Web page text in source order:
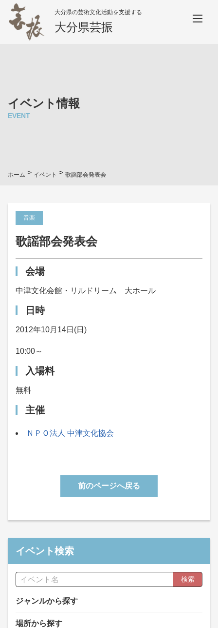
大分県の芸術文化活動を支援する
大分県芸振
イベント情報
EVENT
ホーム > イベント > 歌謡部会発表会
音楽
歌謡部会発表会
会場
中津文化会館・リルドリーム 大ホール
日時
2012年10月14日(日)
10:00～
入場料
無料
主催
ＮＰＯ法人 中津文化協会
前のページへ戻る
イベント検索
検索
ジャンルから探す
場所から探す